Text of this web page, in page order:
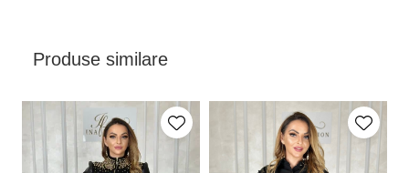
Produse similare